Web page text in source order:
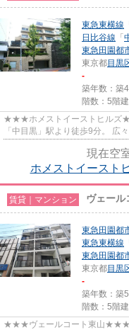
東急東横線
日比谷線 「
東急田園都
東京都目黒
-
築年数：築
階数：5階
★★★ホメストイーストヒルズ
「中目黒」駅より徒歩9分。 広
現在空
ホメストイースト
賃貸｜マンション ヴェール
東急田園都
東急東横線
東急田園都
東京都目黒
-
築年数：築
階数：5階建
★★★ヴェールコート東山★★★